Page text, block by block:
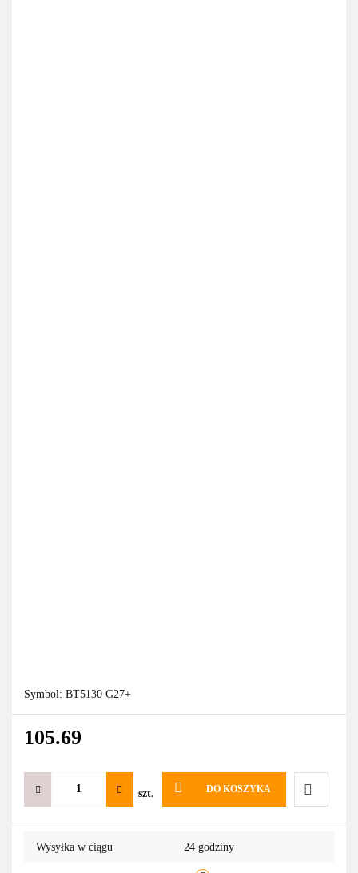
Symbol: BT5130 G27+
105.69
szt. DO KOSZYKA
Do
Wysyłka w ciągu 24 godziny